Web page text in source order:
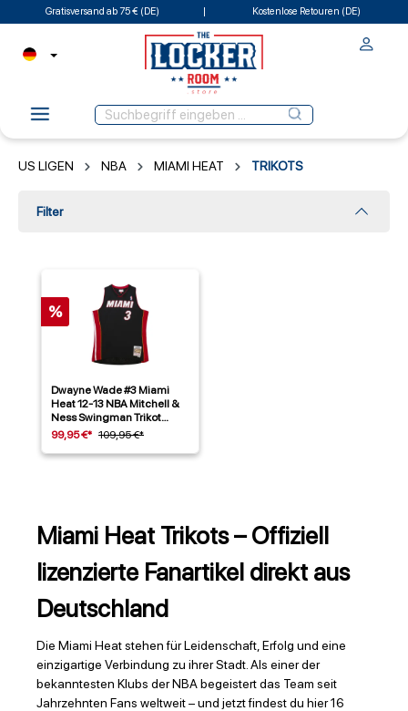
Gratisversand ab 75 € (DE) Kostenlose Retouren (DE)
US LIGEN NBA MIAMI HEAT TRIKOTS
Filter
%
Dwayne Wade #3 Miami
Heat 12-13 NBA Mitchell &
Ness Swingman Trikot
Schwarz
99,95 €* 109,95 €*
Miami Heat Trikots – Offiziell
lizenzierte Fanartikel direkt aus
Deutschland
Die Miami Heat stehen für Leidenschaft, Erfolg und eine
einzigartige Verbindung zu ihrer Stadt. Als einer der
bekanntesten Klubs der NBA begeistert das Team seit
Jahrzehnten Fans weltweit – und jetzt findest du hier 16